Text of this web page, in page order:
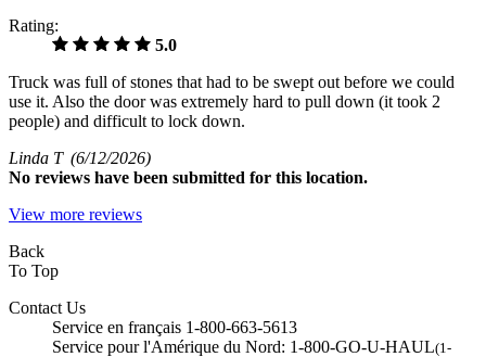
Rating:
5.0
Truck was full of stones that had to be swept out before we could
use it. Also the door was extremely hard to pull down (it took 2
people) and difficult to lock down.
Linda T (6/12/2026)
No reviews have been submitted for this location.
View more reviews
Back
To Top
Contact Us
Service en français 1-800-663-5613
Service pour l'Amérique du Nord: 1-800-GO-U-HAUL(1-